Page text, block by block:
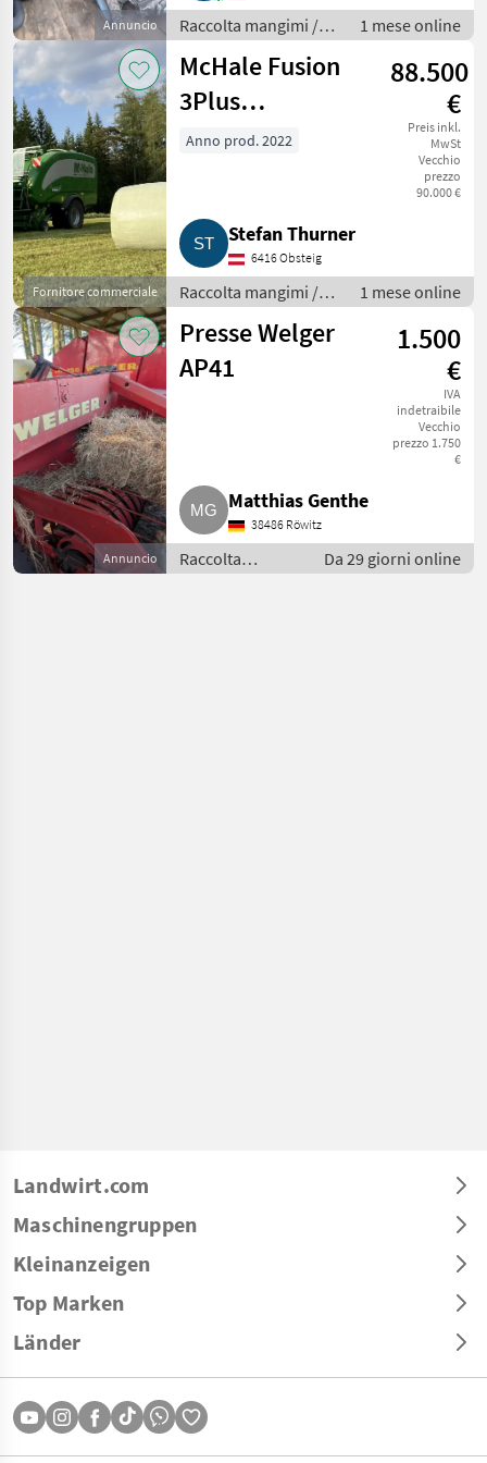
Annuncio
Raccolta mangimi /
Altre macchine per
raccolta mangimi
1 mese online
Fornitore commerciale
McHale Fusion
3Plus
Rundballenpresse
88.500
€
Preis inkl.
MwSt
Vecchio
prezzo
90.000 €
Anno prod. 2022
Stefan Thurner
6416 Obsteig
Raccolta mangimi /
Rotopresse
1 mese online
Annuncio
Presse Welger
AP41
1.500
€
IVA
indetraibile
Vecchio
prezzo 1.750
€
Matthias Genthe
38486 Röwitz
Raccolta
mangimi /
Da 29 giorni online
Landwirt.com
Maschinengruppen
Kleinanzeigen
Top Marken
Länder